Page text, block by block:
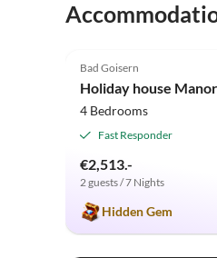
Bad Goisern
Holiday house
4 Bedrooms
Fast Responder
€2,513.-
2 guests / 7 Nights
Hidden Gem